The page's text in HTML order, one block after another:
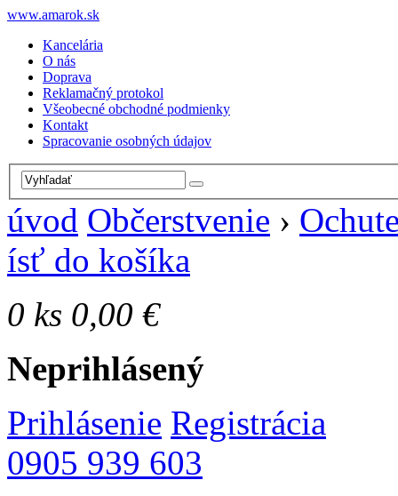
www.amarok.sk
Kancelária
O nás
Doprava
Reklamačný protokol
Všeobecné obchodné podmienky
Kontakt
Spracovanie osobných údajov
úvod Občerstvenie ›
ísť do košíka
0 ks 0,00 €
Neprihlásený
Prihlásenie Registrácia
0905 939 603